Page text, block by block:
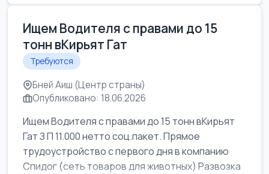
Ищем Водителя с правами до 15
тонн вКирьят Гат
Требуются
Бней Аиш (Центр страны)
Опубликовано: 18.06.2026
Ищем Водителя с правами до 15 тонн вКирьят
Гат З П 11.000 нетто соц.пакет. Прямое
трудоустройство с первого дня в компанию
Спидог (сеть товаров для животных) Развозка